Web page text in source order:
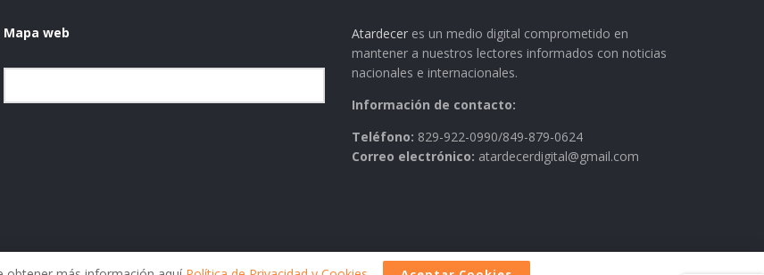
Mapa web Atardecer es un medio digital comprometido en
mantener a nuestros lectores informados con noticias
nacionales e internacionales.
Información de contacto:
Teléfono: 829-922-0990/849-879-0624
Correo electrónico: atardecerdigital@gmail.com